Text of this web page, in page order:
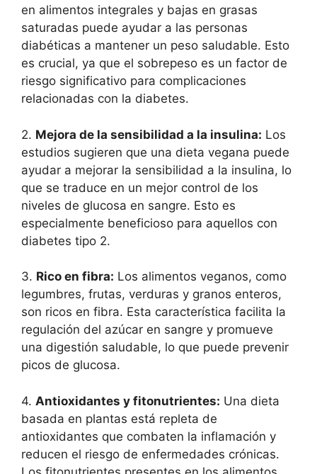
en alimentos integrales y bajas en grasas
saturadas puede ayudar a las personas
diabéticas a mantener un peso saludable. Esto
es crucial, ya que el sobrepeso es un factor de
riesgo significativo para complicaciones
relacionadas con la diabetes.
2. Mejora de la sensibilidad a la insulina: Los
estudios sugieren que una dieta vegana puede
ayudar a mejorar la sensibilidad a la insulina, lo
que se traduce en un mejor control de los
niveles de glucosa en sangre. Esto es
especialmente beneficioso para aquellos con
diabetes tipo 2.
3. Rico en fibra: Los alimentos veganos, como
legumbres, frutas, verduras y granos enteros,
son ricos en fibra. Esta característica facilita la
regulación del azúcar en sangre y promueve
una digestión saludable, lo que puede prevenir
picos de glucosa.
4. Antioxidantes y fitonutrientes: Una dieta
basada en plantas está repleta de
antioxidantes que combaten la inflamación y
reducen el riesgo de enfermedades crónicas.